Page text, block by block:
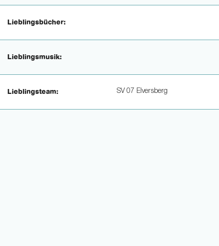
Lieblingsbücher:
Lieblingsmusik:
Lieblingsteam: SV 07 Elversberg